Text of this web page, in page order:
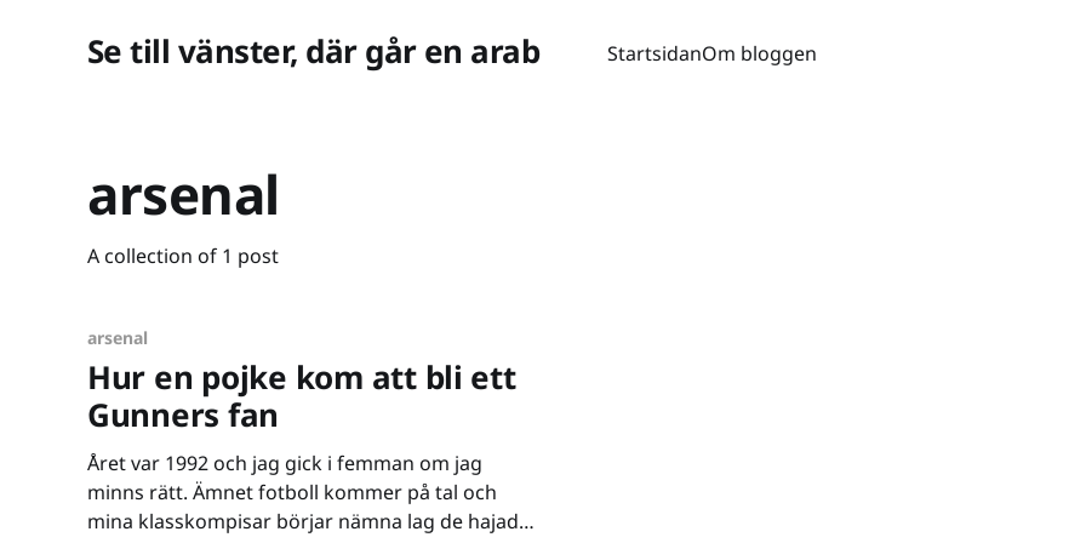
Se till vänster, där går en arab StartsidanOm bloggen
arsenal
A collection of 1 post
arsenal
Hur en pojke kom att bli ett
Gunners fan
Året var 1992 och jag gick i femman om jag
minns rätt. Ämnet fotboll kommer på tal och
mina klasskompisar börjar nämna lag de hajade